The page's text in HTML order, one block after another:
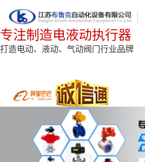
专注制造电液动执行器
打造电动、液动、气动阀门行业品牌